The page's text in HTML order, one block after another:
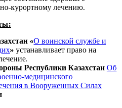
курортному лечению.
«О воинской службе и
» устанавливает право на
Республики Казахстан Об
медицинского
в Вооруженных Силах